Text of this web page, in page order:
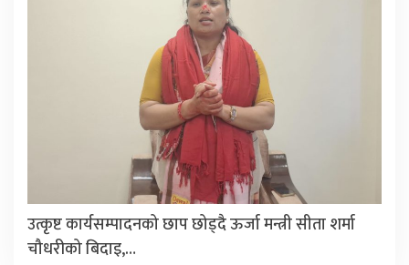
उत्कृष्ट कार्यसम्पादनको छाप छोड्दै ऊर्जा मन्त्री सीता शर्मा
चौधरीको बिदाइ,…